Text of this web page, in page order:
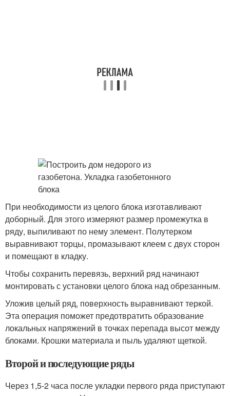
При необходимости из целого блока изготавливают
доборный. Для этого измеряют размер промежутка в
ряду, выпиливают по нему элемент. Полутерком
выравнивают торцы, промазывают клеем с двух сторон
и помещают в кладку.
Чтобы сохранить перевязь, верхний ряд начинают
монтировать с установки целого блока над обрезанным.
Уложив целый ряд, поверхность выравнивают теркой.
Эта операция поможет предотвратить образование
локальных напряжений в точках перепада высот между
блоками. Крошки материала и пыль удаляют щеткой.
Второй и последующие ряды
Через 1,5-2 часа после укладки первого ряда приступают